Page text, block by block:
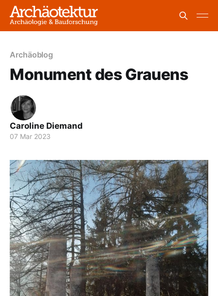
Archäoblog
Monument des Grauens
Caroline Diemand
07 Mar 2023